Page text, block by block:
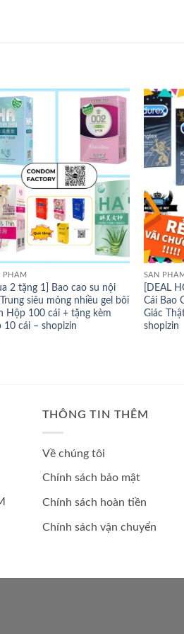
PHẨM
2 tặng 1] Bao cao su nội
siêu mỏng nhiều gel bôi
Hộp 100 cái + tặng kèm
10 cái – shopizin
SẢN
[DEAL
Cái Bao
Giác
shopizin
THÔNG TIN THÊM
Về chúng tôi
Chính sách bảo mật
Chính sách hoàn tiền
Chính sách vận chuyển